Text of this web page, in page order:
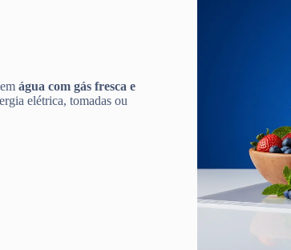
água com gás fresca e
elétrica, tomadas ou